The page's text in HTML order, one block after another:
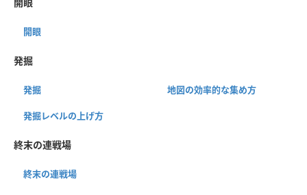
開眼
発掘
発掘 地図の効率的な集め方
発掘レベルの上げ方
終末の連戦場
終末の連戦場